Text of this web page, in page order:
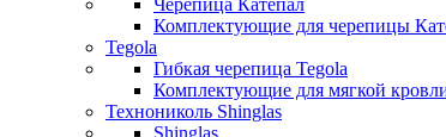
Черепица Катепал
Комплектующие для черепицы
Tegola
Гибкая черепица Tegola
Комплектующие для мягкой
Технониколь Shinglas
Shinglas